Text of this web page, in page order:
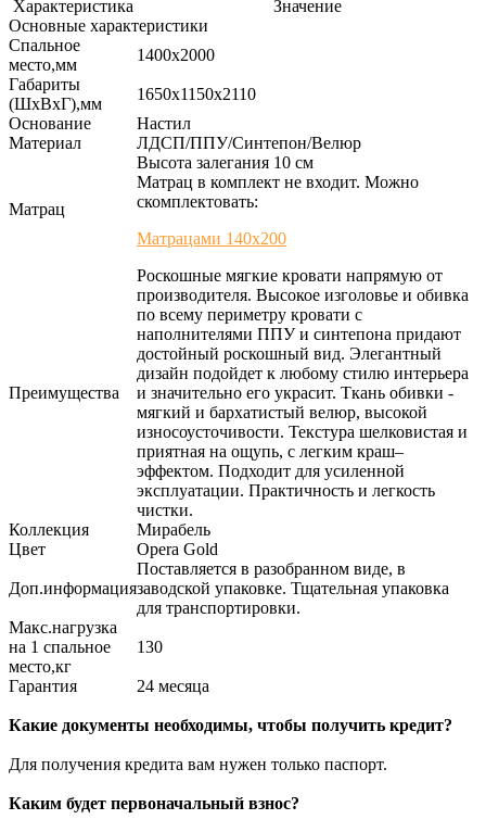
Характеристика
Значение
Основные характеристики
Спальное
место,мм
1400х2000
Габариты
(ШхВхГ),мм
1650х1150х2110
Основание
Настил
Материал
ЛДСП/ППУ/Синтепон/Велюр
Матрац
Высота залегания 10 см
Матрац в комплект не входит. Можно
скомплектовать:
Матрацами 140х200
Преимущества
Роскошные мягкие кровати напрямую от
производителя. Высокое изголовье и обивка
по всему периметру кровати с
наполнителями ППУ и синтепона придают
достойный роскошный вид. Элегантный
дизайн подойдет к любому стилю интерьера
и значительно его украсит. Ткань обивки -
мягкий и бархатистый велюр, высокой
износоусточивости. Текстура шелковистая и
приятная на ощупь, с легким краш–
эффектом. Подходит для усиленной
эксплуатации. Практичность и легкость
чистки.
Коллекция
Мирабель
Цвет
Opera Gold
Доп.информация
Поставляется в разобранном виде, в
заводской упаковке. Тщательная упаковка
для транспортировки.
Макс.нагрузка
на 1 спальное
место,кг
130
Гарантия 24 месяца
Какие документы необходимы, чтобы получить кредит?
Для получения кредита вам нужен только паспорт.
Каким будет первоначальный взнос?